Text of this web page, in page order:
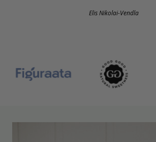
Elis Nikolai-Vendla